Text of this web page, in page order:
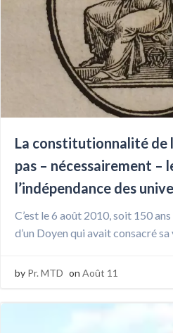
La constitutionnalité de
pas – nécessairement –
l’indépendance des
C’est le 6 août 2010, soit 150
d’un Doyen qui avait consacré
by Pr. MTD on Août 11